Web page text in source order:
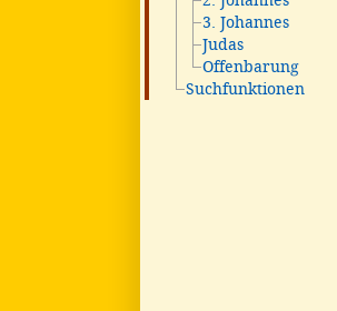
3. Johannes
Judas
Offenbarung
Suchfunktionen